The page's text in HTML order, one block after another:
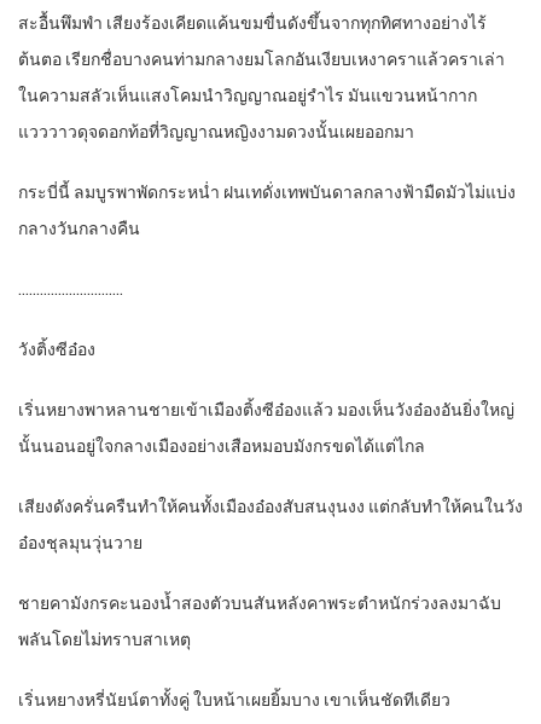
สะอื้นพึมพำ เสียงร้องเคียดแค้นขมขื่นดังขึ้นจากทุกทิศทางอย่างไร้
ต้นตอ เรียกชื่อบางคนท่ามกลางยมโลกอันเงียบเหงาคราแล้วคราเล่า
ในความสลัวเห็นแสงโคมนำวิญญาณอยู่รำไร มันแขวนหน้ากาก
แวววาวดุจดอกท้อที่วิญญาณหญิงงามดวงนั้นเผยออกมา
กระบี่นี้ ลมบูรพาพัดกระหน่ำ ฝนเทดั่งเทพบันดาลกลางฟ้ามืดมัวไม่แบ่ง
กลางวันกลางคืน
………………………..
วังติ้งซีอ๋อง
เริ่นหยางพาหลานชายเข้าเมืองติ้งซีอ๋องแล้ว มองเห็นวังอ๋องอันยิ่งใหญ่
นั้นนอนอยู่ใจกลางเมืองอย่างเสือหมอบมังกรขดได้แต่ไกล
เสียงดังครั่นครืนทำให้คนทั้งเมืองอ๋องสับสนงุนงง แต่กลับทำให้คนในวัง
อ๋องชุลมุนวุ่นวาย
ชายคามังกรคะนองน้ำสองตัวบนสันหลังคาพระตำหนักร่วงลงมาฉับ
พลันโดยไม่ทราบสาเหตุ
เริ่นหยางหรี่นัยน์ตาทั้งคู่ ใบหน้าเผยยิ้มบาง เขาเห็นชัดทีเดียว